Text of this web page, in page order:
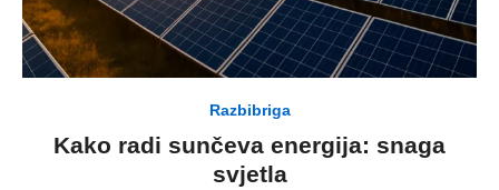
Razbibriga
Kako radi sunčeva energija: snaga
svjetla